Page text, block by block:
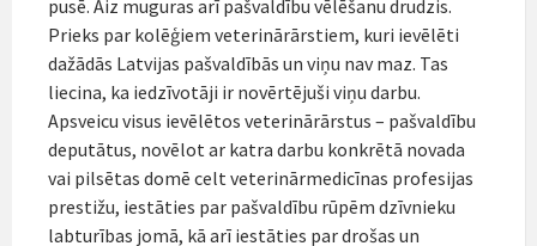
pusē. Aiz muguras arī pašvaldību vēlēšanu drudzis.
Prieks par kolēģiem veterinārārstiem, kuri ievēlēti
dažādās Latvijas pašvaldībās un viņu nav maz. Tas
liecina, ka iedzīvotāji ir novērtējuši viņu darbu.
Apsveicu visus ievēlētos veterinārārstus – pašvaldību
deputātus, novēlot ar katra darbu konkrētā novada
vai pilsētas domē celt veterinārmedicīnas profesijas
prestižu, iestāties par pašvaldību rūpēm dzīvnieku
labturības jomā, kā arī iestāties par drošas un